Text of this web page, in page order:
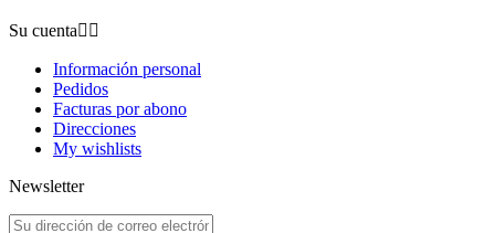
Su cuenta 
Información personal
Pedidos
Facturas por abono
Direcciones
My wishlists
Newsletter